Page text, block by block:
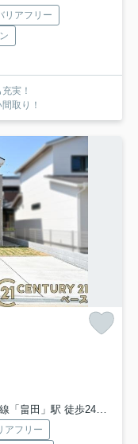
リアフリー
実！
取り！
「畠田」駅 徒歩24分
アフリー